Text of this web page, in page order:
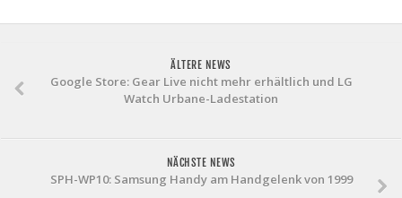
ÄLTERE NEWS
Google Store: Gear Live nicht mehr erhältlich und LG
Watch Urbane-Ladestation
NÄCHSTE NEWS
SPH-WP10: Samsung Handy am Handgelenk von 1999